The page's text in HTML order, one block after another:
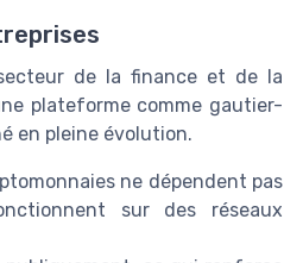
de la finance et de la
plateforme comme gautier-
en pleine évolution.
ne dépendent pas
sur des réseaux